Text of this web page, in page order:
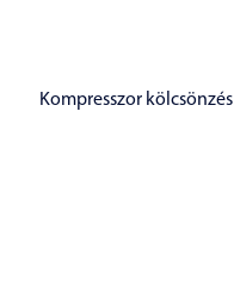
Kompresszor kölcsönzés